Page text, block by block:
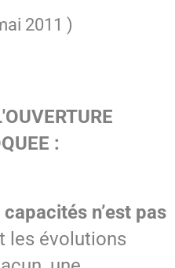
2011 )
:
n’est pas
les évolutions